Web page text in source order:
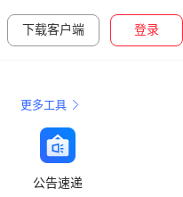
下载客户端 登录
更多工具
公告速递